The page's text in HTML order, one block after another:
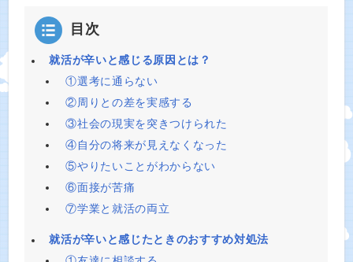
目次
就活が辛いと感じる原因とは？
①選考に通らない
②周りとの差を実感する
③社会の現実を突きつけられた
④自分の将来が見えなくなった
⑤やりたいことがわからない
⑥面接が苦痛
⑦学業と就活の両立
就活が辛いと感じたときのおすすめ対処法